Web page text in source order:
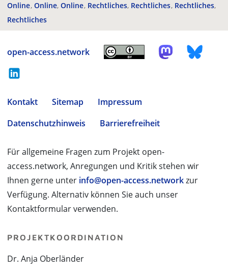
Online Online Online Rechtliches Rechtliches Rechtliches
Rechtliches
open-access.network
Kontakt Sitemap
Impressum
Datenschutzhinweis
Barrierefreiheit
Für allgemeine Fragen zum Projekt open-
access.network, Anregungen und Kritik stehen wir
Ihnen gerne unter info@open-access.networkzur
Verfügung. Alternativ können Sie auch unser
Kontaktformular verwenden.
PROJEKTKOORDINATION
Dr. Anja Oberländer